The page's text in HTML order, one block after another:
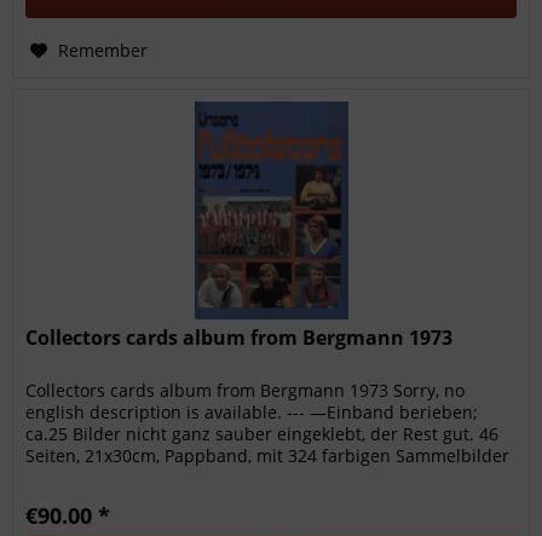
Remember
Collectors cards album from Bergmann 1973
Collectors cards album from Bergmann 1973 Sorry, no
english description is available. --- —Einband berieben;
ca.25 Bilder nicht ganz sauber eingeklebt, der Rest gut. 46
Seiten, 21x30cm, Pappband, mit 324 farbigen Sammelbilder
€90.00 *